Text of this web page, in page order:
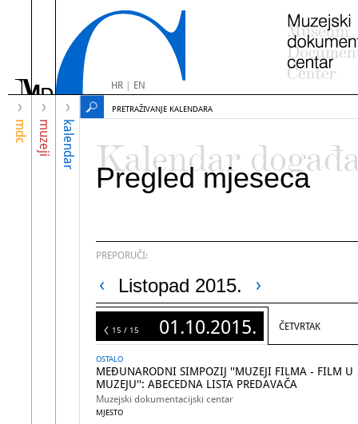
HR| EN
mdc muzeji kalendar
PRETRAŽIVANJE KALENDARA
Kalendar
Pregled mjeseca
PREPORUČI:
Listopad 2015.
15 01.10.2015. ČETVRTAK
15 / 15
OSTALO
MEĐUNARODNI SIMPOZIJ ''MUZEJI FILMA - FILM U
MUZEJU'': ABECEDNA LISTA PREDAVAČA
Muzejski dokumentacijski centar
MJESTO